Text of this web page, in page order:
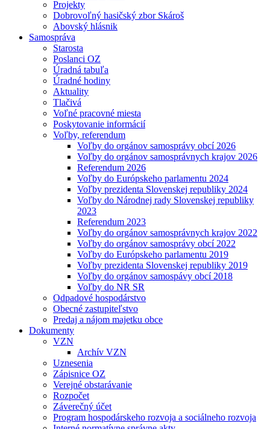
Projekty
Dobrovoľný hasičský zbor Skároš
Abovský hlásnik
Samospráva
Starosta
Poslanci OZ
Úradná tabuľa
Úradné hodiny
Aktuality
Tlačivá
Voľné pracovné miesta
Poskytovanie informácií
Voľby, referendum
Voľby do orgánov samosprávy obcí 2026
Voľby do orgánov samosprávnych krajov 2026
Referendum 2026
Voľby do Európskeho parlamentu 2024
Voľby prezidenta Slovenskej republiky 2024
Voľby do Národnej rady Slovenskej republiky
2023
Referendum 2023
Voľby do orgánov samosprávnych krajov 2022
Voľby do orgánov samosprávy obcí 2022
Voľby do Európskeho parlamentu 2019
Voľby prezidenta Slovenskej republiky 2019
Voľby do orgánov samospávy obcí 2018
Voľby do NR SR
Odpadové hospodárstvo
Obecné zastupiteľstvo
Predaj a nájom majetku obce
Dokumenty
VZN
Archív VZN
Uznesenia
Zápisnice OZ
Verejné obstarávanie
Rozpočet
Záverečný účet
Program hospodárskeho rozvoja a sociálneho rozvoja